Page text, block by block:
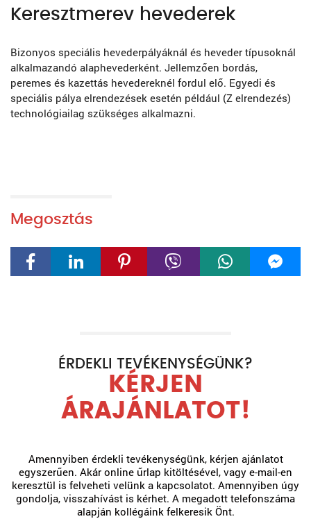
Keresztmerev hevederek
Bizonyos speciális hevederpályáknál és heveder típusoknál
alkalmazandó alaphevederként. Jellemzően bordás,
peremes és kazettás hevedereknél fordul elő. Egyedi és
speciális pálya elrendezések esetén például (Z elrendezés)
technológiailag szükséges alkalmazni.
Megosztás
ÉRDEKLI TEVÉKENYSÉGÜNK?
KÉRJEN
ÁRAJÁNLATOT!
Amennyiben érdekli tevékenységünk, kérjen ajánlatot
egyszerűen. Akár online űrlap kitöltésével, vagy e-mail-en
keresztül is felveheti velünk a kapcsolatot. Amennyiben úgy
gondolja, visszahívást is kérhet. A megadott telefonszáma
alapján kollégáink felkeresik Önt.